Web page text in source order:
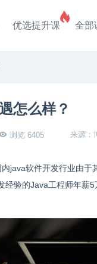
优选提升课 全部
怎么样？
浏览 6405 来源：
java软件开发行业由
经验的Java工程师年